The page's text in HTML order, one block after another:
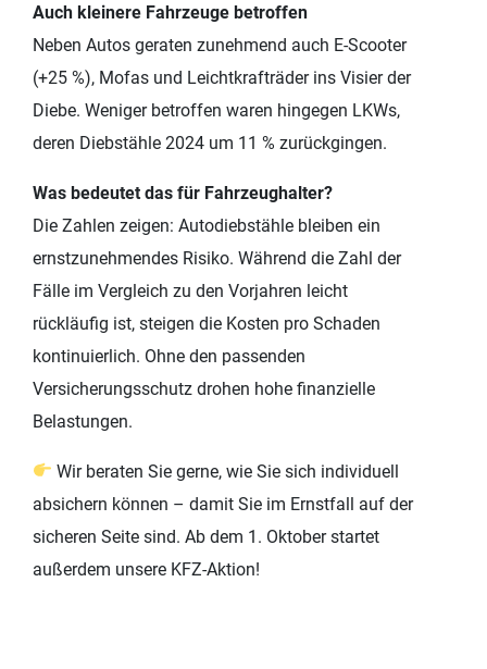
Auch kleinere Fahrzeuge betroffen
Neben Autos geraten zunehmend auch E-Scooter
(+25 %), Mofas und Leichtkrafträder ins Visier der
Diebe. Weniger betroffen waren hingegen LKWs,
deren Diebstähle 2024 um 11 % zurückgingen.
Was bedeutet das für Fahrzeughalter?
Die Zahlen zeigen: Autodiebstähle bleiben ein
ernstzunehmendes Risiko. Während die Zahl der
Fälle im Vergleich zu den Vorjahren leicht
rückläufig ist, steigen die Kosten pro Schaden
kontinuierlich. Ohne den passenden
Versicherungsschutz drohen hohe finanzielle
Belastungen.
Wir beraten Sie gerne, wie Sie sich individuell
absichern können – damit Sie im Ernstfall auf der
sicheren Seite sind. Ab dem 1. Oktober startet
außerdem unsere KFZ-Aktion!